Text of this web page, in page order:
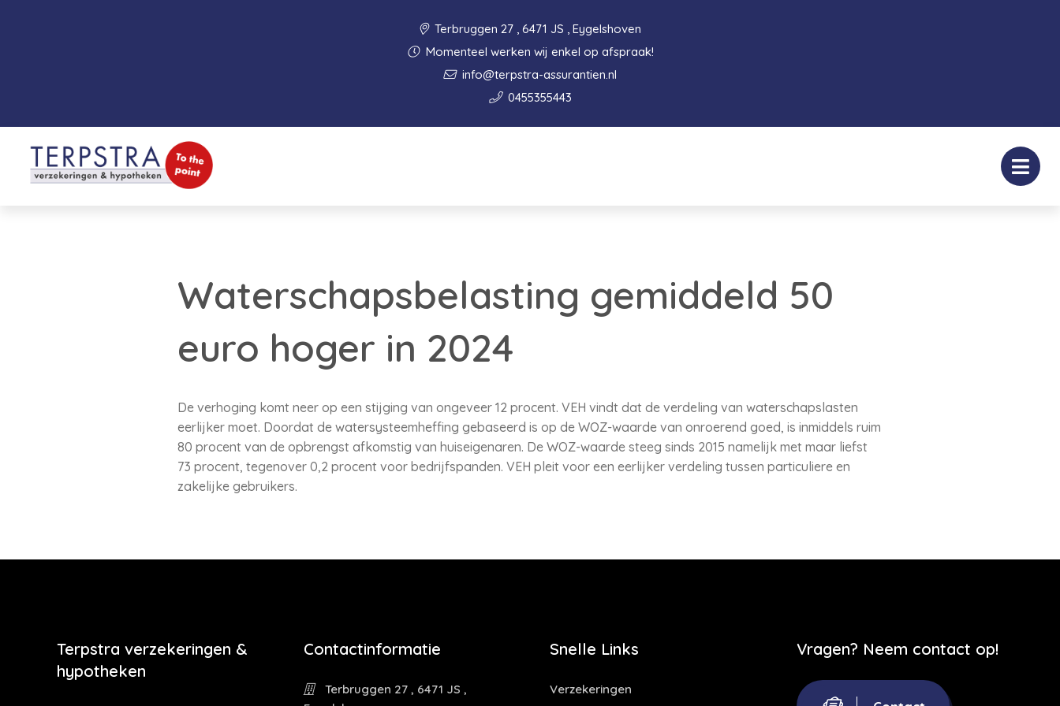
Terbruggen 27 , 6471 JS , Eygelshoven
Momenteel werken wij enkel op afspraak!
info@terpstra-assurantien.nl
0455355443
Waterschapsbelasting gemiddeld 50
euro hoger in 2024
De verhoging komt neer op een stijging van ongeveer 12 procent. VEH vindt dat de verdeling van waterschapslasten
eerlijker moet. Doordat de watersysteemheffing gebaseerd is op de WOZ-waarde van onroerend goed, is inmiddels ruim
80 procent van de opbrengst afkomstig van huiseigenaren. De WOZ-waarde steeg sinds 2015 namelijk met maar liefst
73 procent, tegenover 0,2 procent voor bedrijfspanden. VEH pleit voor een eerlijker verdeling tussen particuliere en
zakelijke gebruikers.
Terpstra verzekeringen &
hypotheken
Contactinformatie
Terbruggen 27 , 6471 JS ,
Snelle Links
Verzekeringen
Vragen? Neem contact op!